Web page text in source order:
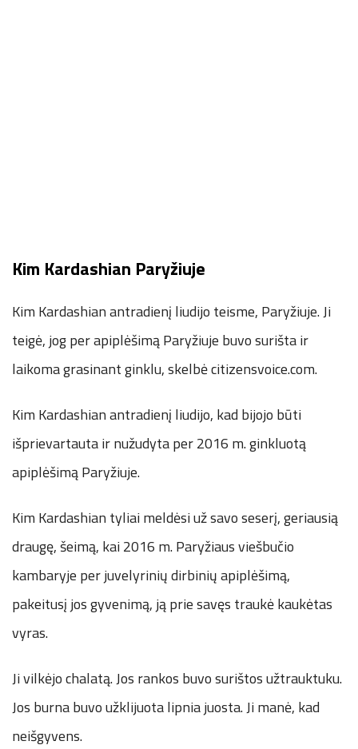
Kim Kardashian Paryžiuje
Kim Kardashian antradienį liudijo teisme, Paryžiuje. Ji
teigė, jog per apiplėšimą Paryžiuje buvo surišta ir
laikoma grasinant ginklu, skelbė citizensvoice.com.
Kim Kardashian antradienį liudijo, kad bijojo būti
išprievartauta ir nužudyta per 2016 m. ginkluotą
apiplėšimą Paryžiuje.
Kim Kardashian tyliai meldėsi už savo seserį, geriausią
draugę, šeimą, kai 2016 m. Paryžiaus viešbučio
kambaryje per juvelyrinių dirbinių apiplėšimą,
pakeitusį jos gyvenimą, ją prie savęs traukė kaukėtas
vyras.
Ji vilkėjo chalatą. Jos rankos buvo surištos užtrauktuku.
Jos burna buvo užklijuota lipnia juosta. Ji manė, kad
neišgyvens.